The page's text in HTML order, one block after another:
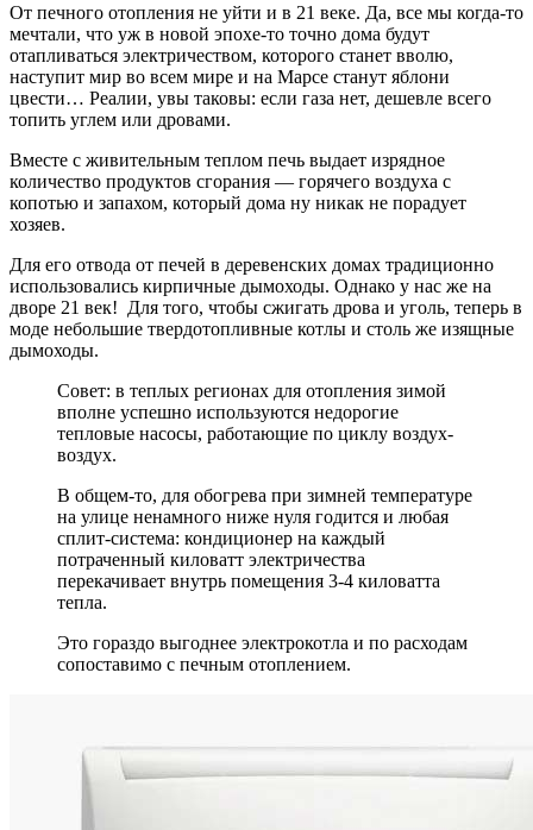
От печного отопления не уйти и в 21 веке. Да, все мы когда-то
мечтали, что уж в новой эпохе-то точно дома будут
отапливаться электричеством, которого станет вволю,
наступит мир во всем мире и на Марсе станут яблони
цвести… Реалии, увы таковы: если газа нет, дешевле всего
топить углем или дровами.
Вместе с живительным теплом печь выдает изрядное
количество продуктов сгорания — горячего воздуха с
копотью и запахом, который дома ну никак не порадует
хозяев.
Для его отвода от печей в деревенских домах традиционно
использовались кирпичные дымоходы. Однако у нас же на
дворе 21 век! Для того, чтобы сжигать дрова и уголь, теперь в
моде небольшие твердотопливные котлы и столь же изящные
дымоходы.
Совет: в теплых регионах для отопления зимой
вполне успешно используются недорогие
тепловые насосы, работающие по циклу воздух-
воздух.
В общем-то, для обогрева при зимней температуре
на улице ненамного ниже нуля годится и любая
сплит-система: кондиционер на каждый
потраченный киловатт электричества
перекачивает внутрь помещения 3-4 киловатта
тепла.
Это гораздо выгоднее электрокотла и по расходам
сопоставимо с печным отоплением.